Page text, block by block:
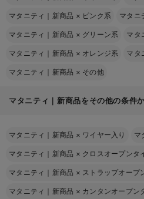
マタニティ｜新商品 × ピンク系 マタニ
マタニティ｜新商品 × グリーン系 マタ
マタニティ｜新商品 × オレンジ系 マタ
マタニティ｜新商品 × その他
マタニティ｜新商品をその他の条件
マタニティ｜新商品 × ワイヤー入り マ
マタニティ｜新商品 × クロスオープンタ
マタニティ｜新商品 × ストラップオープ
マタニティ｜新商品 × カンタンオープン